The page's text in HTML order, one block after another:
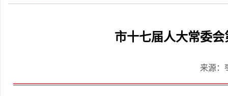
市十七届人大常委
来源：